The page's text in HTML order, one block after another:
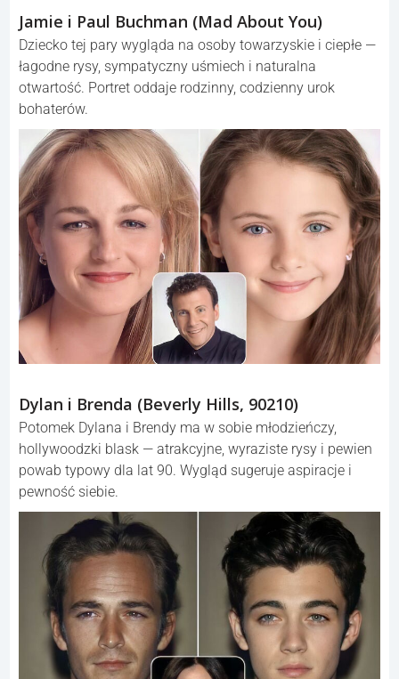
Jamie i Paul Buchman (Mad About You)
Dziecko tej pary wygląda na osoby towarzyskie i ciepłe —
łagodne rysy, sympatyczny uśmiech i naturalna
otwartość. Portret oddaje rodzinny, codzienny urok
bohaterów.
Dylan i Brenda (Beverly Hills, 90210)
Potomek Dylana i Brendy ma w sobie młodzieńczy,
hollywoodzki blask — atrakcyjne, wyraziste rysy i pewien
powab typowy dla lat 90. Wygląd sugeruje aspiracje i
pewność siebie.